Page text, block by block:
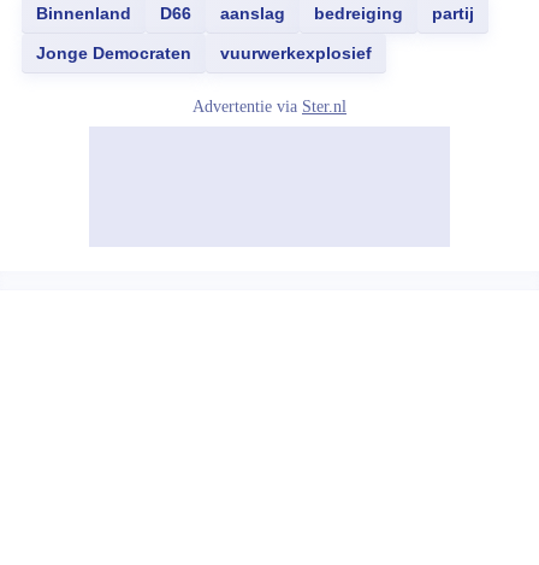
Binnenland
D66 aanslag bedreiging partij
Jonge Democraten vuurwerkexplosief
Advertentie via Ster.nl